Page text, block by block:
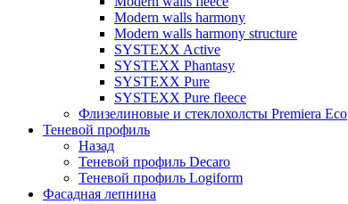
Modern walls harmony
Modern walls harmony structure
SYSTEXX Active
SYSTEXX Phantasy
SYSTEXX Pure
SYSTEXX Pure fleece
Флизелиновые и стеклохолсты Premiera Eco
Теневой профиль
Назад
Теневой профиль Decaro
Теневой профиль Logiform
Фасадная лепнина